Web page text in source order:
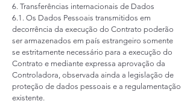
6. Transferências internacionais de Dados
6.1. Os Dados Pessoais transmitidos em
decorrência da execução do Contrato poderão
ser armazenados em país estrangeiro somente
se estritamente necessário para a execução do
Contrato e mediante expressa aprovação da
Controladora, observada ainda a legislação de
proteção de dados pessoais e a regulamentação
existente.